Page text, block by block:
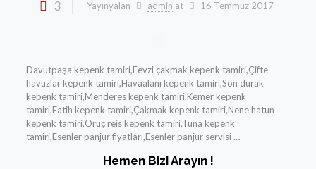
3 Yayınyalan admin at 16 Temmuz 2017
Davutpaşa kepenk tamiri,Fevzi çakmak kepenk tamiri,Çifte
havuzlar kepenk tamiri,Havaalanı kepenk tamiri,Son durak
kepenk tamiri,Menderes kepenk tamiri,Kemer kepenk
tamiri,Fatih kepenk tamiri,Çakmak kepenk tamiri,Nene hatun
kepenk tamiri,Oruç reis kepenk tamiri,Tuna kepenk
tamiri,Esenler panjur fiyatları,Esenler panjur servisi …
Hemen Bizi Arayın !